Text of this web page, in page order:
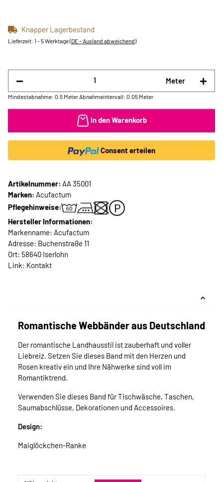
Knapper Lagerbestand
Lieferzeit: 1 - 5 Werktage(DE - Ausland abweichend)
Meter
Mindestabnahme: 0.5 Meter Abnahmeintervall: 0.05 Meter
In den Warenkorb
Consent erteilen
Artikelnummer: AA 35001
Marken: Acufactum
Pflegehinweise:
Hersteller Informationen:
Markenname: Acufactum
Adresse: Buchenstraße 11
Ort: 58640 Iserlohn
Link: Kontakt
Romantische Webbänder aus Deutschland
Der romantische Landhausstil ist zauberhaft und voller
Liebreiz. Setzen Sie dieses Band mit den Herzen und
Rosen kreativ ein und Ihre Nähwerke sind voll im
Romantiktrend.
Verwenden Sie dieses Band für Tischwäsche, Taschen,
Saumabschlüsse, Dekorationen und Accessoires.
Design:
Maiglöckchen-Ranke